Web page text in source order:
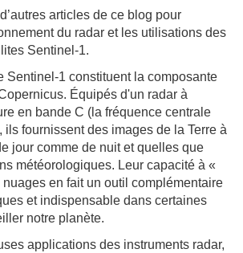
articles de ce blog pour
du radar et les utilisations des
Sentinel-1.
Sentinel-1 constituent la composante
Équipés d'un radar à
en bande C (la fréquence centrale
ils fournissent des images de la Terre à
jour comme de nuit et quelles que
météorologiques. Leur capacité à «
en fait un outil complémentaire
et indispensable dans certaines
notre planète.
applications des instruments radar,